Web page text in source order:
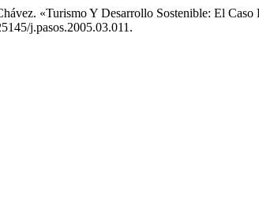
«Turismo Y Desarrollo Sostenible: El
j.pasos.2005.03.011.